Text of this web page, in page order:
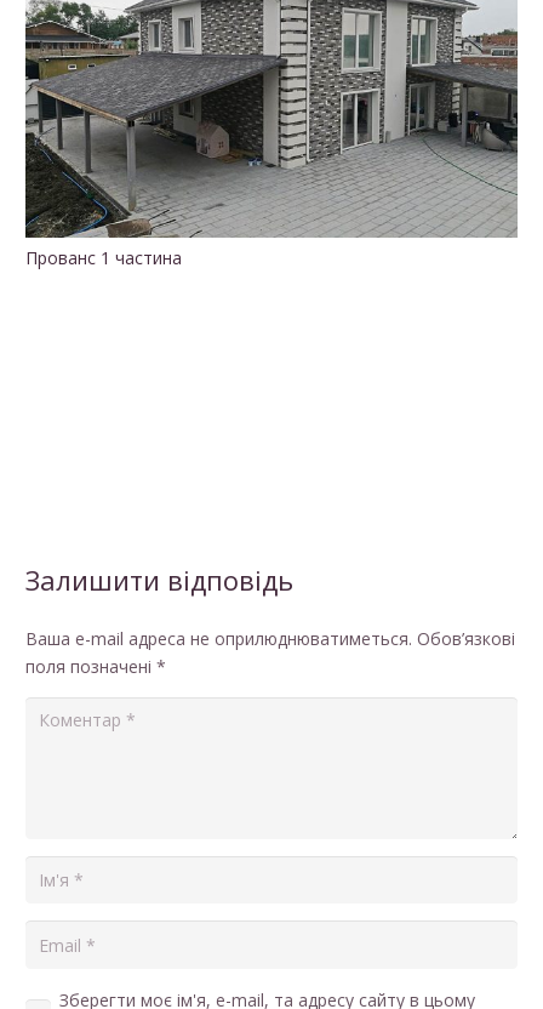
Залишити відповідь
Ваша e-mail адреса не оприлюднюватиметься. Обов’язкові
поля позначені *
Зберегти моє ім'я, e-mail, та адресу сайту в цьому